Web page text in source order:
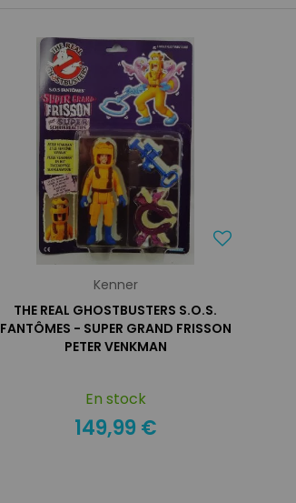
Kenner
THE REAL GHOSTBUSTERS S.O.S.
FANTÔMES - SUPER GRAND FRISSON
PETER VENKMAN
En stock
149,99 €